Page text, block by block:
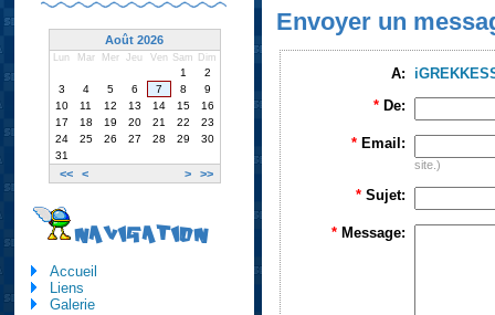
Envoyer un
A:
* De:
* Email:
site.)
* Sujet:
* Message:
Août 2026
Lun Mar Mer Jeu Ven Sam Dim
<< < > >>
1
2
3
4 5 6 7 8
9
10
11 12 13 14 15
16
17
18 19 20 21 22
23
24
25 26 27 28 29
30
31
NAVIGATION
Accueil
Liens
Galerie